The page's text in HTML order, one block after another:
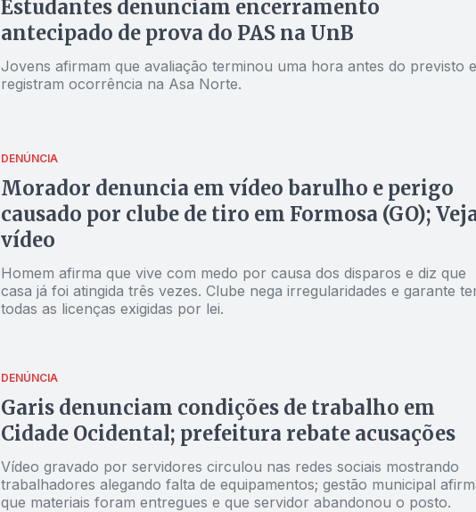
Estudantes denunciam encerramento
antecipado de prova do PAS na UnB
Jovens afirmam que avaliação terminou uma hora antes do previsto e
registram ocorrência na Asa Norte.
DENÚNCIA
Morador denuncia em vídeo barulho e perigo
causado por clube de tiro em Formosa (GO);
vídeo
Homem afirma que vive com medo por causa dos disparos e diz que
casa já foi atingida três vezes. Clube nega irregularidades e garante
todas as licenças exigidas por lei.
DENÚNCIA
Garis denunciam condições de trabalho em
Cidade Ocidental; prefeitura rebate acusações
Vídeo gravado por servidores circulou nas redes sociais mostrando
trabalhadores alegando falta de equipamentos; gestão municipal
que materiais foram entregues e que servidor abandonou o posto.